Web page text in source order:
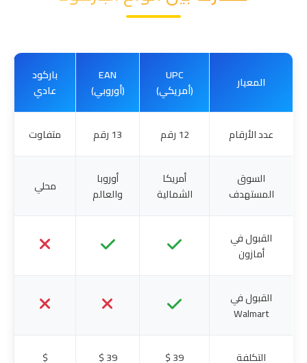
المعيار
UPC
(أمريكي)
EAN
(أوروبي)
باركود
عادي
عدد الأرقام 12 رقم 13 رقم متفاوت
السوق
المستهدف
أمريكا
الشمالية
أوروبا
والعالم
محلي
القبول في
أمازون
القبول في
Walmart
التكلفة 39 $
39 $
$